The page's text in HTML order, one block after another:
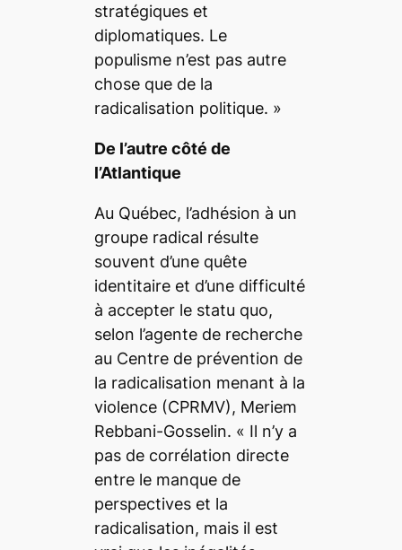
stratégiques et
diplomatiques. Le
populisme n’est pas autre
chose que de la
radicalisation politique. »
De l’autre côté de
l’Atlantique
Au Québec, l’adhésion à un
groupe radical résulte
souvent d’une quête
identitaire et d’une difficulté
à accepter le statu quo,
selon l’agente de recherche
au Centre de prévention de
la radicalisation menant à la
violence (CPRMV), Meriem
Rebbani-Gosselin. « Il n’y a
pas de corrélation directe
entre le manque de
perspectives et la
radicalisation, mais il est